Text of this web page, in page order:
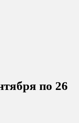
по 26